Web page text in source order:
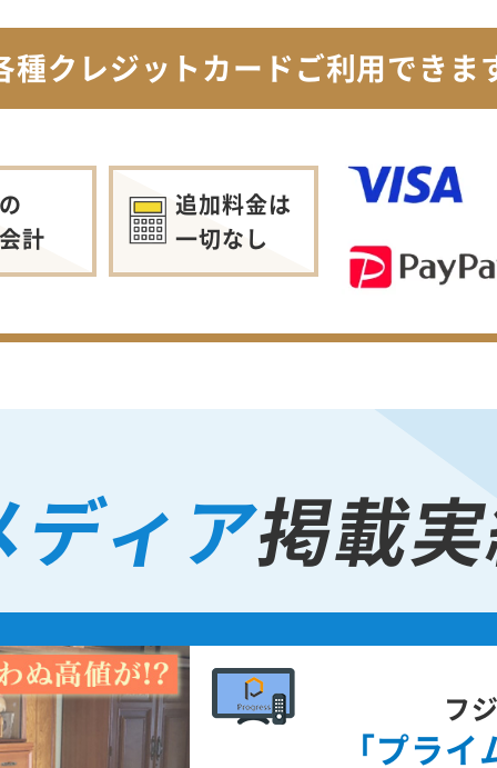
種クレジットカードご利用できま
計
追加料金は
一切なし
ディア掲載
フ
「プラ